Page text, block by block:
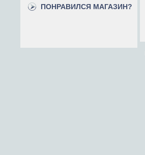
ПОНРАВИЛСЯ МАГАЗИН?